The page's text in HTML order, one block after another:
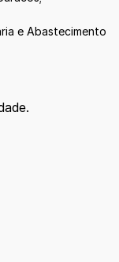
e Abastecimento